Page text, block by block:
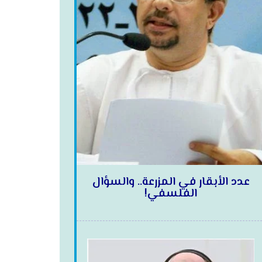
عدد الأبقار في المزرعة.. والسؤال
الفلسفي!